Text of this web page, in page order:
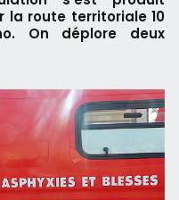
la route territoriale 10
On déplore deux